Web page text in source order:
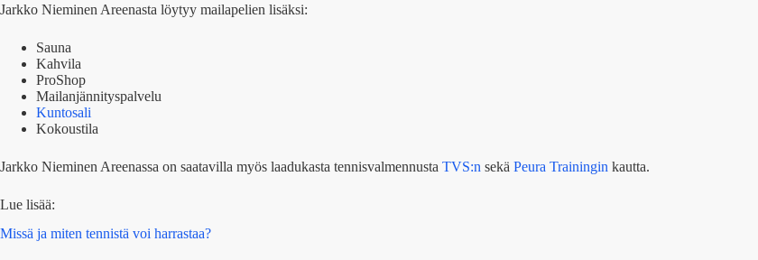
Jarkko Nieminen Areenasta löytyy mailapelien lisäksi:
Sauna
Kahvila
ProShop
Mailanjännityspalvelu
Kuntosali
Kokoustila
Jarkko Nieminen Areenassa on saatavilla myös laadukasta tennisvalmennusta TVS:n sekä Peura Trainingin kautta.
Lue lisää:
Missä ja miten tennistä voi harrastaa?